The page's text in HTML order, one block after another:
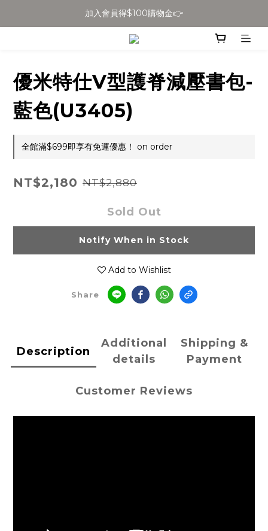
全館滿$699免運
加入會員得$100購物金👉
全館滿$699免運
優米特仕V型護脊減壓書包-
藍色(U3405)
全館滿$699即享有免運優惠！ on order
NT$2,180 NT$2,880
Sold Out
Notify When in Stock
Add to Wishlist
Share
Description
Additional
details
Shipping &
Payment
Customer Reviews